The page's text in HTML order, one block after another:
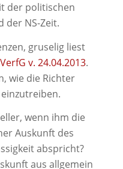
der politischen
der NS-Zeit.
gruselig liest
v. 24.04.2013.
wie die Richter
wenn ihm die
Auskunft des
abspricht?
aus allgemein